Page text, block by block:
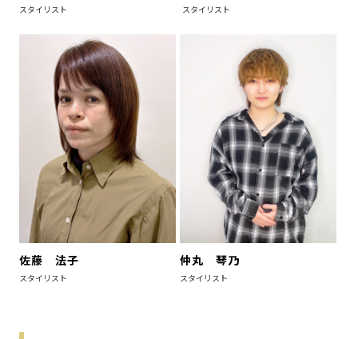
スタイリスト スタイリスト
佐藤 法子
スタイリスト
仲丸 琴乃
スタイリスト